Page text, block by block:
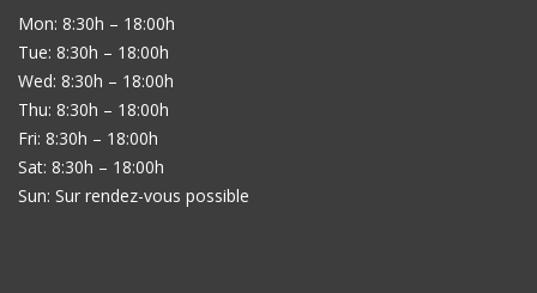
Mon: 8:30h – 18:00h
Tue: 8:30h – 18:00h
Wed: 8:30h – 18:00h
Thu: 8:30h – 18:00h
Fri: 8:30h – 18:00h
Sat: 8:30h – 18:00h
Sun: Sur rendez-vous possible